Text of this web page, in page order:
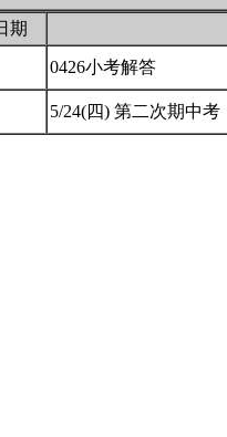
期
0426小考解答
5/24(四) 第二次期中考